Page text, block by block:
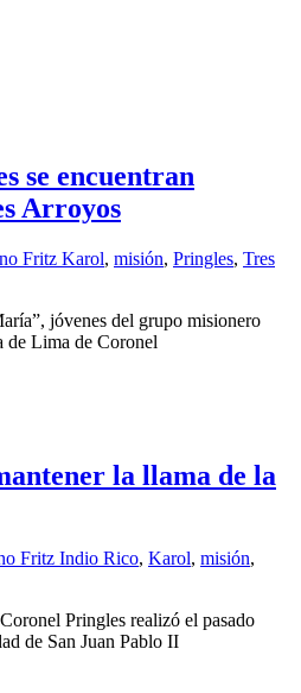
se encuentran
Arroyos
Fritz Karol, misión, Pringles, Tres
jóvenes del grupo misionero
de Lima de Coronel
la llama de la
Fritz Indio Rico, Karol, misión,
Pringles realizó el pasado
de San Juan Pablo II